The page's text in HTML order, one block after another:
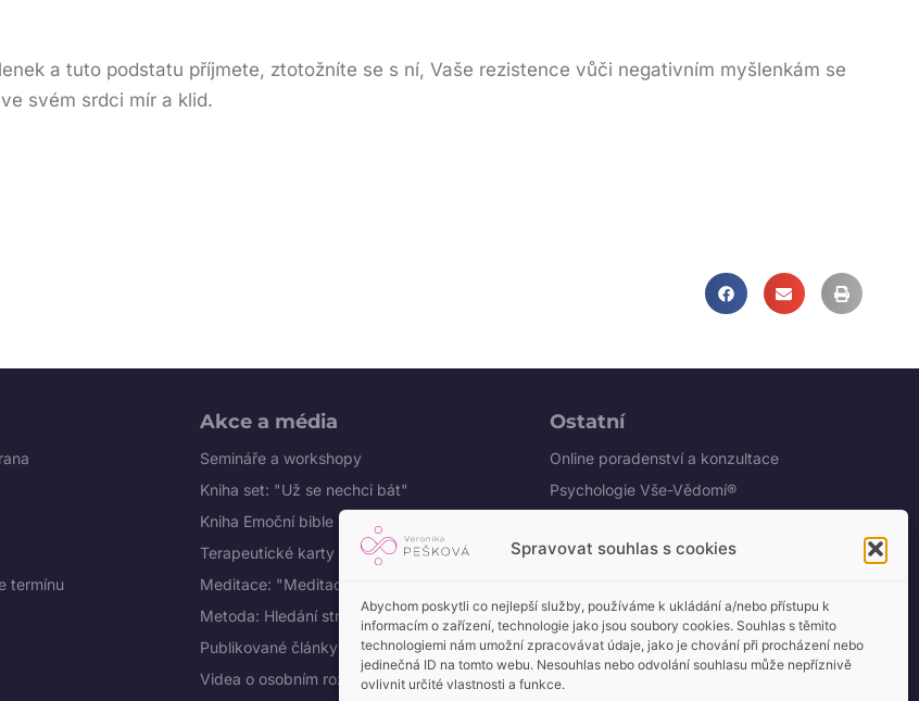
Spravovat souhlas s cookies
Abychom poskytli co nejlepší služby, používáme k ukládání a/nebo přístupu k
informacím o zařízení, technologie jako jsou soubory cookies. Souhlas s těmito
technologiemi nám umožní zpracovávat údaje, jako je chování při procházení nebo
jedinečná ID na tomto webu. Nesouhlas nebo odvolání souhlasu může nepříznivě
ovlivnit určité vlastnosti a funkce.
a tuto podstatu příjmete, ztotožníte se s ní, Vaše rezistence vůči negativním myšlenkám se
svém srdci mír a klid.
termínu
Akce a média
Semináře a workshopy
Kniha set: "Už se nechci bát"
Kniha Emoční bible
Terapeutické karty Mapa duše
Meditace: "Meditace s Veronikou"
Metoda: Hledání strachové víry
Publikované články
Videa o osobním rozvoji na Youtube
Ostatní
Online poradenství a konzultace
Psychologie Vše-Vědomí®
Obchodní podmínky